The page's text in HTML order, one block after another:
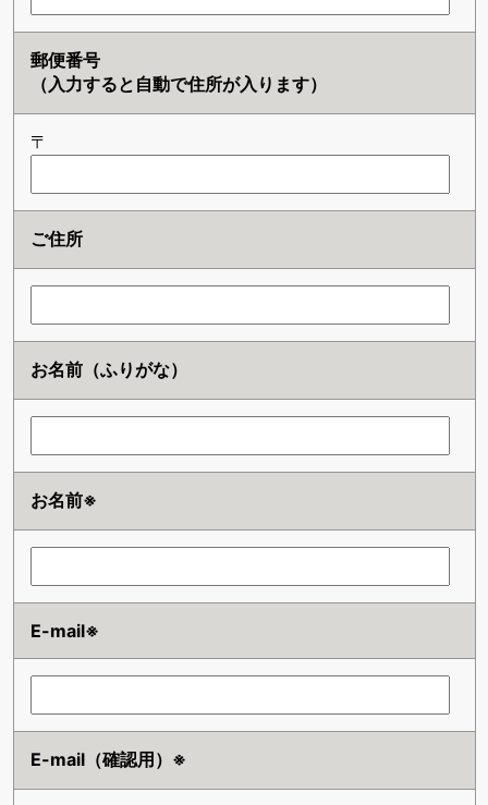
郵便番号
（入力すると自動で住所が入ります）
〒
ご住所
お名前（ふりがな）
お名前※
E-mail※
E-mail（確認用）※